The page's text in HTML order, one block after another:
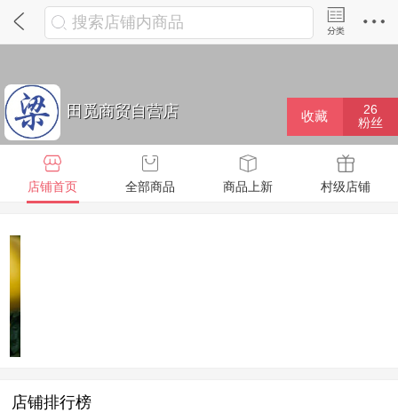
搜索店铺内商品
田觅商贸自营店 收藏
26
粉丝
店铺首页 全部商品 商品上新 村级店铺
店铺排行榜